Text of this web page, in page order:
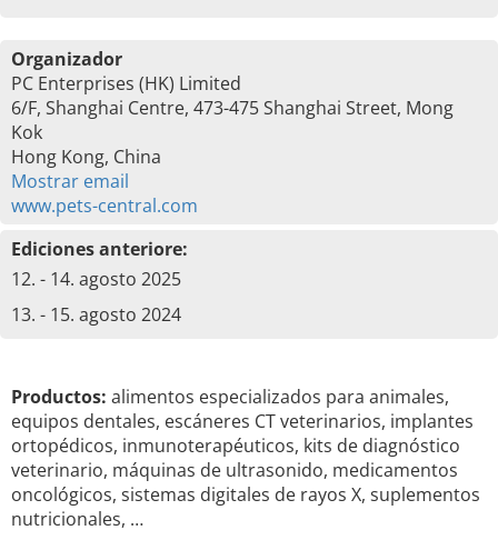
Organizador
PC Enterprises (HK) Limited
6/F, Shanghai Centre, 473-475 Shanghai Street, Mong
Kok
Hong Kong, China
Mostrar email
www.pets-central.com
Ediciones anteriore:
12. - 14. agosto 2025
13. - 15. agosto 2024
Productos: alimentos especializados para animales,
equipos dentales, escáneres CT veterinarios, implantes
ortopédicos, inmunoterapéuticos, kits de diagnóstico
veterinario, máquinas de ultrasonido, medicamentos
oncológicos, sistemas digitales de rayos X, suplementos
nutricionales, …